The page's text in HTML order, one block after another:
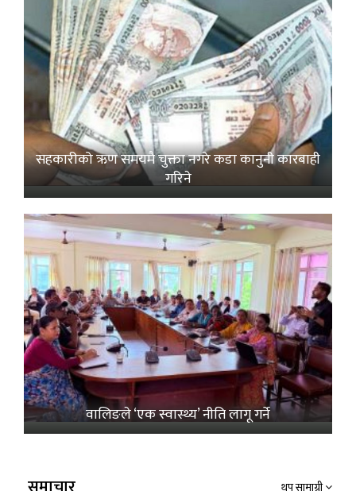
सहकारीको ऋण समयमै चुक्ता नगरे कडा कानुनी कारबाही
गरिने
वालिङले ‘एक स्वास्थ्य’ नीति लागू गर्ने